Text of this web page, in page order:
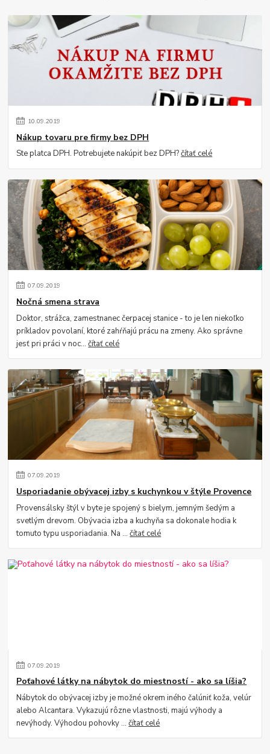
10.09.2019
Nákup tovaru pre firmy bez DPH
Ste platca DPH. Potrebujete nakúpiť bez DPH?čítať celé
07.09.2019
Nočná smena strava
Doktor, strážca, zamestnanec čerpacej stanice - to je len niekoľko
príkladov povolaní, ktoré zahŕňajú prácu na zmeny. Ako správne
jesť pri práci v noc...čítať celé
07.09.2019
Usporiadanie obývacej izby s kuchynkou v štýle Provence
Provensálsky štýl v byte je spojený s bielym, jemným šedým a
svetlým drevom. Obývacia izba a kuchyňa sa dokonale hodia k
tomuto typu usporiadania. Na ...čítať celé
07.09.2019
Poťahové látky na nábytok do miestností - ako sa líšia?
Nábytok do obývacej izby je možné okrem iného čalúniť koža, velúr
alebo Alcantara. Vykazujú rôzne vlastnosti, majú výhody a
nevýhody. Výhodou pohovky ...čítať celé